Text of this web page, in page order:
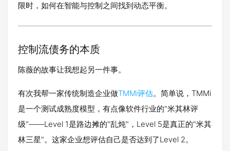
限时，如何在智能与控制之间找到动态平衡。
控制流债务的本质
陈薇的故事让我想起另一件事。
有次我帮一家传统制造企业做TMMi评估。简单说，TMMi
是一个测试成熟度模型，有点像软件行业的"米其林评
级"——Level 1是路边摊的"乱炖"，Level 5是真正的"米其
林三星"。这家企业想评估自己是否达到了Level 2。